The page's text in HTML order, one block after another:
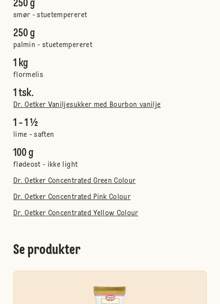
250 g
smør - stuetempereret
250 g
palmin - stuetempereret
1 kg
flormelis
1 tsk.
Dr. Oetker Vaniljesukker med Bourbon vanilje
1 - 1 ½
lime - saften
100 g
flødeost - ikke light
Dr. Oetker Concentrated Green Colour
Dr. Oetker Concentrated Pink Colour
Dr. Oetker Concentrated Yellow Colour
Se produkter